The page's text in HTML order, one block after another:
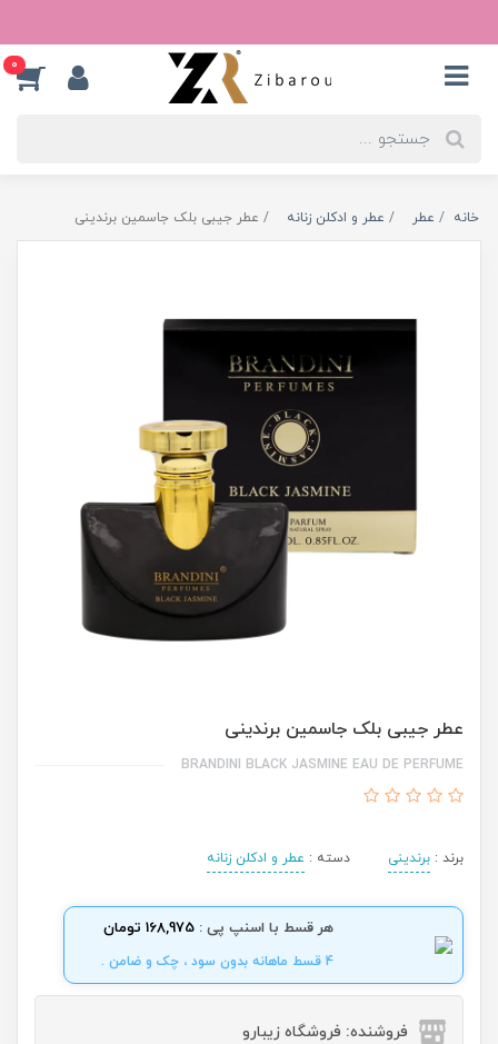
0
خانه عطر عطر و ادکلن زنانه عطر جیبی بلک جاسمین برندینی
عطر جیبی بلک جاسمین برندینی
BRANDINI BLACK JASMINE EAU DE PERFUME
برند : برندینی دسته : عطر و ادکلن زنانه
هر قسط با اسنپ پی : 168,975 تومان
4 قسط ماهانه بدون سود ، چک و ضامن .
فروشنده: فروشگاه زیبارو